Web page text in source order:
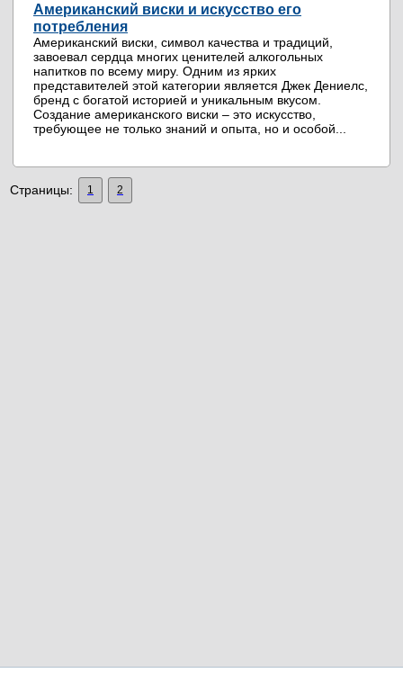
Американский виски и искусство его
потребления
Американский виски, символ качества и традиций,
завоевал сердца многих ценителей алкогольных
напитков по всему миру. Одним из ярких
представителей этой категории является Джек Дениелс,
бренд с богатой историей и уникальным вкусом.
Создание американского виски – это искусство,
требующее не только знаний и опыта, но и особой...
Страницы: 1 2